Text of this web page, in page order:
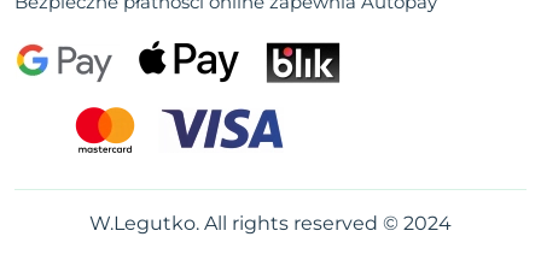
W.Legutko. All rights reserved © 2024